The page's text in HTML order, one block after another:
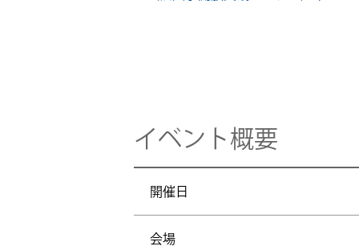
イベント概要
開催日
会場